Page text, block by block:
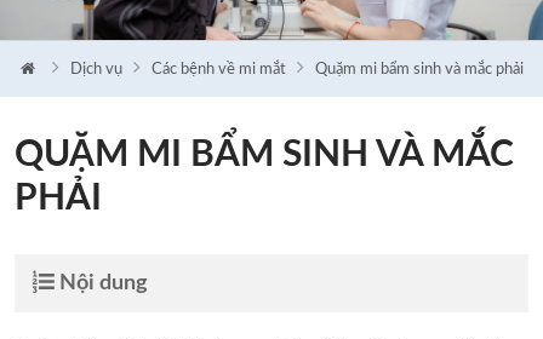
Dịch vụ Các bệnh về mi mắt Quặm mi bẩm sinh và mắc phải
QUẶM MI BẨM SINH VÀ MẮC
PHẢI
Nội dung